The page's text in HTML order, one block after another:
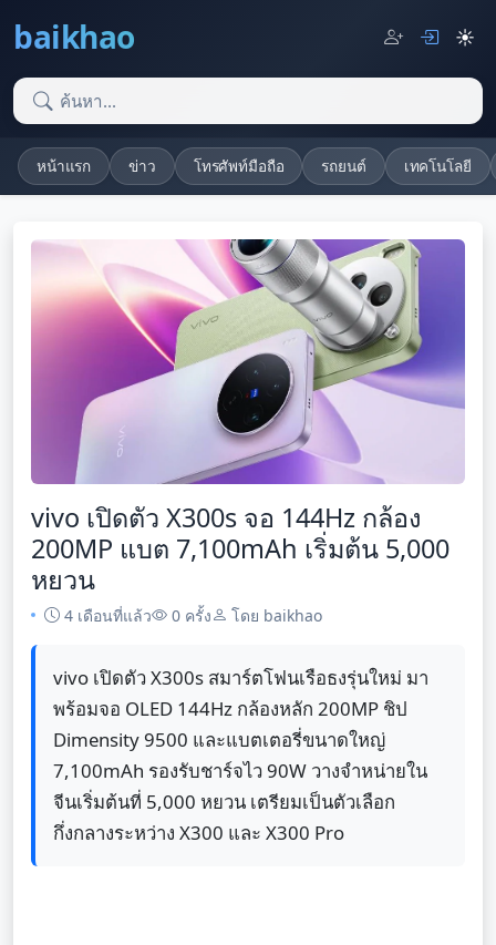
baikhao ☀️
หน้าแรก ข่าว โทรศัพท์มือถือ รถยนต์ เทคโนโลยี
vivo เปิดตัว X300s จอ 144Hz กล้อง
200MP แบต 7,100mAh เริ่มต้น 5,000
หยวน
4 เดือนที่แล้ว 0 ครั้ง โดย baikhao
vivo เปิดตัว X300s สมาร์ตโฟนเรือธงรุ่นใหม่ มา
พร้อมจอ OLED 144Hz กล้องหลัก 200MP ชิป
Dimensity 9500 และแบตเตอรี่ขนาดใหญ่
7,100mAh รองรับชาร์จไว 90W วางจำหน่ายใน
จีนเริ่มต้นที่ 5,000 หยวน เตรียมเป็นตัวเลือก
กึ่งกลางระหว่าง X300 และ X300 Pro